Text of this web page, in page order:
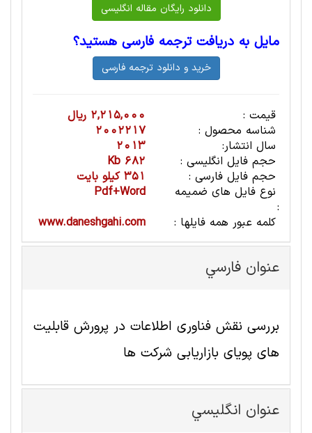
مایل به دریافت ترجمه فارسی هستید؟
قیمت :
2,215,000 ریال
شناسه محصول :
2002217
سال انتشار:
2013
حجم فایل انگلیسی :
682 Kb
حجم فایل فارسی :
351 کیلو بایت
نوع فایل های ضمیمه
:
Pdf+Word
کلمه عبور همه فایلها :
www.daneshgahi.com
عنوان فارسي
بررسی نقش فناوری اطلاعات در پرورش قابلیت
های پویای بازاریابی شرکت ها
عنوان انگليسي